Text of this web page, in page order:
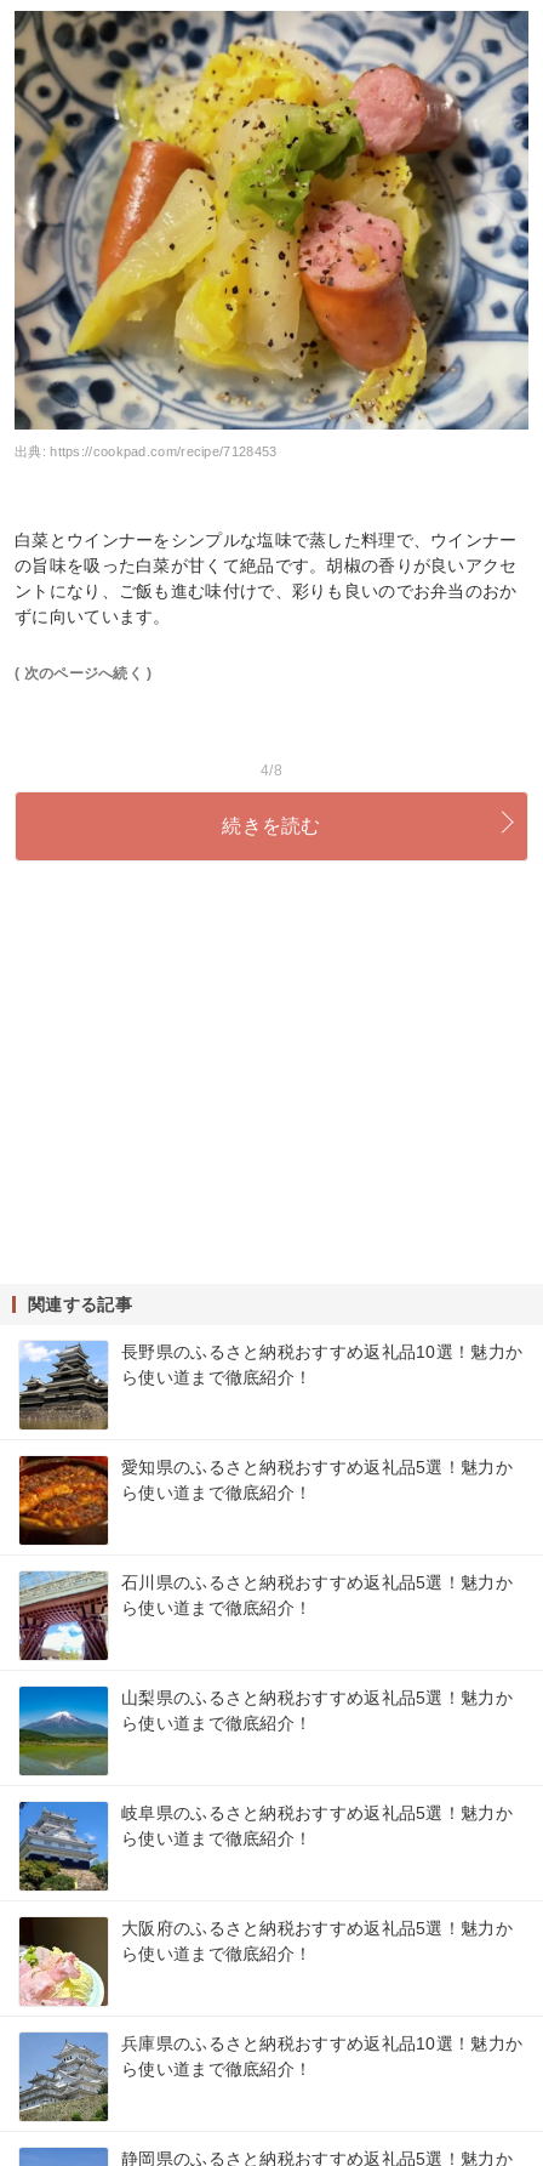
出典: https://cookpad.com/recipe/7128453
白菜とウインナーをシンプルな塩味で蒸した料理で、ウインナー
の旨味を吸った白菜が甘くて絶品です。胡椒の香りが良いアクセ
ントになり、ご飯も進む味付けで、彩りも良いのでお弁当のおか
ずに向いています。
( 次のページへ続く )
4/8
続きを読む
関連する記事
長野県のふるさと納税おすすめ返礼品10選！魅力か
ら使い道まで徹底紹介！
愛知県のふるさと納税おすすめ返礼品5選！魅力か
ら使い道まで徹底紹介！
石川県のふるさと納税おすすめ返礼品5選！魅力か
ら使い道まで徹底紹介！
山梨県のふるさと納税おすすめ返礼品5選！魅力か
ら使い道まで徹底紹介！
岐阜県のふるさと納税おすすめ返礼品5選！魅力か
ら使い道まで徹底紹介！
大阪府のふるさと納税おすすめ返礼品5選！魅力か
ら使い道まで徹底紹介！
兵庫県のふるさと納税おすすめ返礼品10選！魅力か
ら使い道まで徹底紹介！
静岡県のふるさと納税おすすめ返礼品5選！魅力か